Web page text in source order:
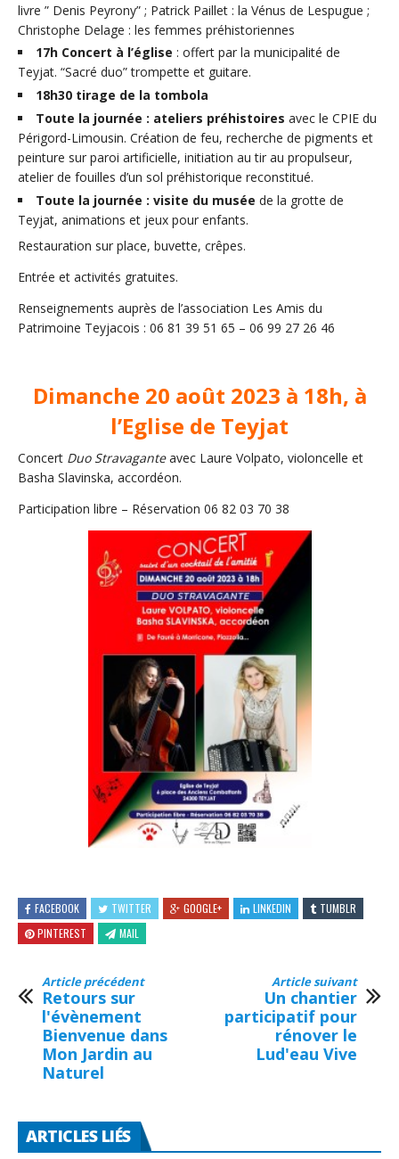
livre ” Denis Peyrony” ; Patrick Paillet : la Vénus de Lespugue ;
Christophe Delage : les femmes préhistoriennes
17h Concert à l’église : offert par la municipalité de
Teyjat. “Sacré duo” trompette et guitare.
18h30 tirage de la tombola
Toute la journée : ateliers préhistoires avec le CPIE du
Périgord-Limousin. Création de feu, recherche de pigments et
peinture sur paroi artificielle, initiation au tir au propulseur,
atelier de fouilles d’un sol préhistorique reconstitué.
Toute la journée : visite du musée de la grotte de
Teyjat, animations et jeux pour enfants.
Restauration sur place, buvette, crêpes.
Entrée et activités gratuites.
Renseignements auprès de l’association Les Amis du
Patrimoine Teyjacois : 06 81 39 51 65 – 06 99 27 26 46
Dimanche 20 août 2023 à 18h, à
l’Eglise de Teyjat
Concert Duo Stravaganteavec Laure Volpato, violoncelle et
Basha Slavinska, accordéon.
Participation libre – Réservation 06 82 03 70 38
FACEBOOK TWITTER GOOGLE+ LINKEDIN
TUMBLR
PINTEREST
MAIL
Article précédent
Retours sur
l'évènement
Bienvenue dans
Mon Jardin au
Naturel
Article suivant
Un chantier
participatif pour
rénover le
Lud'eau Vive
ARTICLES LIÉS